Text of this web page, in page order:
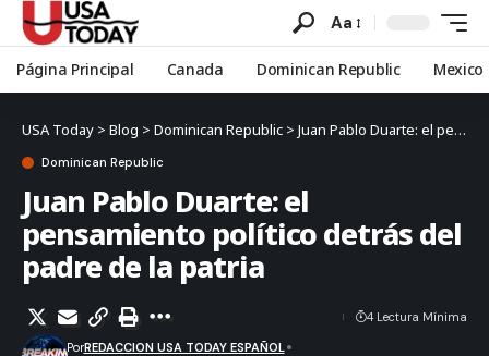
Aa
Página Principal Canada Dominican Republic Mexico
USA Today > Blog > Dominican Republic > Juan Pablo Duarte: el pensamiento político detrás del padre de la patria
Dominican Republic
Juan Pablo Duarte: el
pensamiento político detrás del
padre de la patria
PorREDACCION USA TODAY ESPAÑOL
4 Lectura Mínima